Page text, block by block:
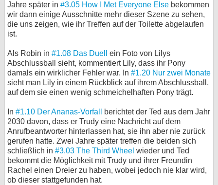
Jahre später in #3.05 How I Met Everyone Else bekommen
wir dann einige Ausschnitte mehr dieser Szene zu sehen,
die uns zeigen, wie ihr Treffen auf der Toilette abgelaufen
ist.
Als Robin in #1.08 Das Duell
ein Foto von Lilys
Abschlussball sieht, kommentiert Lily, dass ihr Pony
damals ein wirklicher Fehler war. In #1.20 Nur zwei Monate
sieht man Lily in einem Rückblick auf ihrem Abschlussball,
auf dem sie einen wenig schmeichelhaften Pony trägt.
In #1.10 Der Ananas-Vorfall
berichtet der Ted aus dem Jahr
2030 davon, dass er Trudy eine Nachricht auf dem
Anrufbeantworter hinterlassen hat, sie ihn aber nie zurück
gerufen hatte. Zwei Jahre später treffen die beiden sich
schließlich in #3.03 The Third Wheel wieder und Ted
bekommt die Möglichkeit mit Trudy und ihrer Freundin
Rachel einen Dreier zu haben, wobei jedoch nie klar wird,
ob dieser stattgefunden hat.